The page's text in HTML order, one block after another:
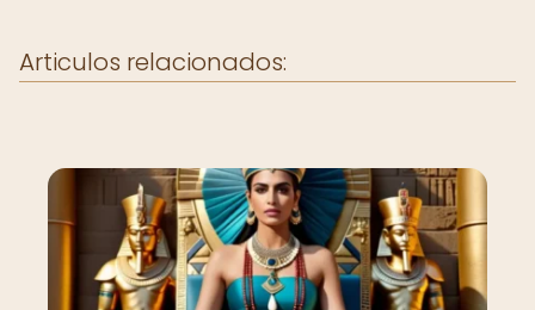
Articulos relacionados: